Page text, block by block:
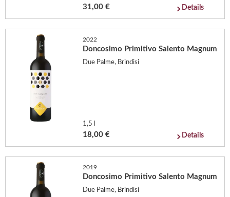
31,00 € Details
2022
Doncosimo Primitivo Salento Magnum
Due Palme, Brindisi
1,5 l
18,00 € Details
2019
Doncosimo Primitivo Salento Magnum
Due Palme, Brindisi